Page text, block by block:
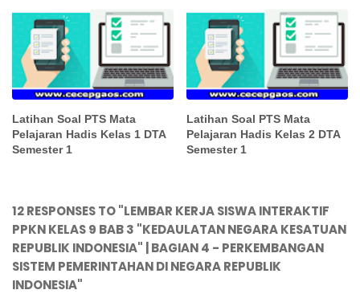
Latihan Soal PTS Mata
Pelajaran Hadis Kelas 1 DTA
Semester 1
Latihan Soal PTS Mata
Pelajaran Hadis Kelas 2 DTA
Semester 1
12 RESPONSES TO "LEMBAR KERJA SISWA INTERAKTIF
PPKN KELAS 9 BAB 3 "KEDAULATAN NEGARA KESATUAN
REPUBLIK INDONESIA" | BAGIAN 4 - PERKEMBANGAN
SISTEM PEMERINTAHAN DI NEGARA REPUBLIK
INDONESIA"